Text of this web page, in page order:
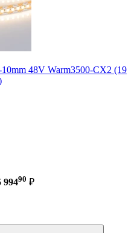
48V Warm3500-CX2 (19
99490 ₽